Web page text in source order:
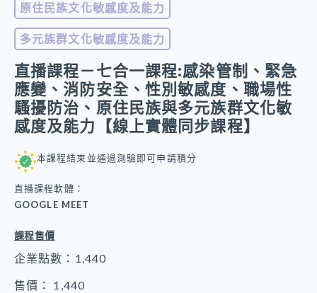
原住民族文化敏感度及能力
多元族群文化敏感度及能力
直播課程－七合一課程:感染管制、緊急
應變、消防安全、性別敏感度、職場性
騷擾防治、原住民族與多元族群文化敏
感度及能力【線上實體同步課程】
本課程結束並通過測驗即可申請積分
直播課程軟體：
GOOGLE MEET
課程售價
企業點數：1,440
售價： 1,440